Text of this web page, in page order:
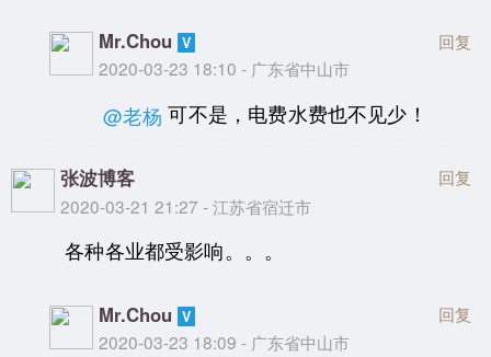
Mr.Chou
2020-03-23 18:10 - 广东省中山市
回复
@老杨 可不是，电费水费也不见少！
张波博客
2020-03-21 21:27 - 江苏省宿迁市
回复
各种各业都受影响。。。
Mr.Chou
2020-03-23 18:09 - 广东省中山市
回复